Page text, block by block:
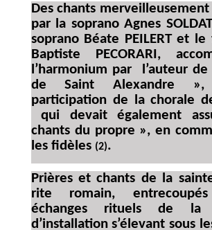
Des chants
par la soprano Agnes
soprano Béate PEILERT et
Baptiste PECORARI,
l’harmonium par l’auteur
de Saint Alexandre
participation de la chorale
qui devait également
chants du propre », en
les fidèles (2).
Prières et chants de la
rite romain,
échanges rituels de la
d’installation s’élevant sous